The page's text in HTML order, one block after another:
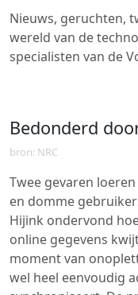
Nieuws, geruchten,
wereld van de
specialisten van de
Bedonderd
bron: NRC
Twee gevaren
en domme
Hijink ondervond
online gegevens
moment van
wel heel eenvoudig